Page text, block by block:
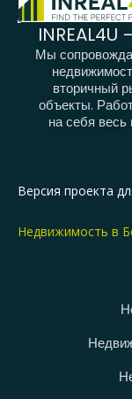
INREAL4U
Мы
вторичный
объекты.
на себя
Версия проекта
Недвижимость в